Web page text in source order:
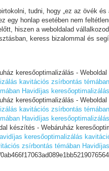
tudni, hogy „ez az övék
egy honlap esetében nem
hiszen a weboldalad
keress bizalommal és
keresőoptimalizálás -
kavitációs zsírbontás témában
Havidíjas
keresőoptimalizálás -
kavitációs zsírbontás témában
Havidíjas
készítés - Webáruház
keresőoptimalizálás
zsírbontás témában